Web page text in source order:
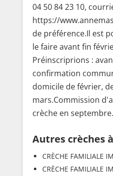
04 50 84 23 10,
https://
de préférence.Il est
le faire avant fin
Préinscriprions :
confirmation
domicile de février,
mars.Commission
crèche en septembre.
Autres crèches
CRÈCHE FAMILIALE
CRÈCHE FAMILIALE